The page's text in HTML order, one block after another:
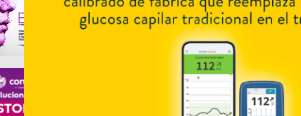
contienediclofenac+pridinol
Antiinflam.Analgésico.Miorrelajante. Es producido por
con 2 presentaciones disponibles.
Explorar más